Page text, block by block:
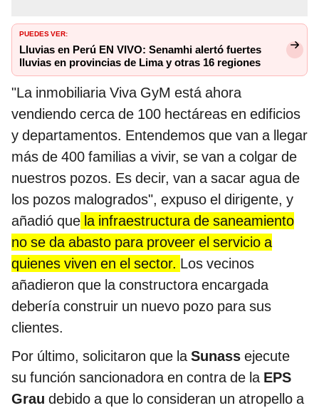
PUEDES VER:
Lluvias en Perú EN VIVO: Senamhi alertó fuertes
lluvias en provincias de Lima y otras 16 regiones
"La inmobiliaria Viva GyM está ahora
vendiendo cerca de 100 hectáreas en edificios
y departamentos. Entendemos que van a llegar
más de 400 familias a vivir, se van a colgar de
nuestros pozos. Es decir, van a sacar agua de
los pozos malogrados", expuso el dirigente, y
añadió que la infraestructura de saneamiento
no se da abasto para proveer el servicio a
quienes viven en el sector. Los vecinos
añadieron que la constructora encargada
debería construir un nuevo pozo para sus
clientes.
Por último, solicitaron que laSunass ejecute
su función sancionadora en contra de la EPS
Grau debido a que lo consideran un atropello a